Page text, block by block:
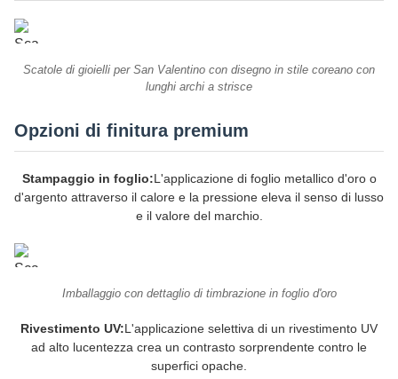
Scatole di gioielli per San Valentino con disegno in stile coreano con
lunghi archi a strisce
Opzioni di finitura premium
Stampaggio in foglio:L'applicazione di foglio metallico d'oro o
d'argento attraverso il calore e la pressione eleva il senso di lusso
e il valore del marchio.
Imballaggio con dettaglio di timbrazione in foglio d'oro
Rivestimento UV:L'applicazione selettiva di un rivestimento UV
ad alto lucentezza crea un contrasto sorprendente contro le
superfici opache.